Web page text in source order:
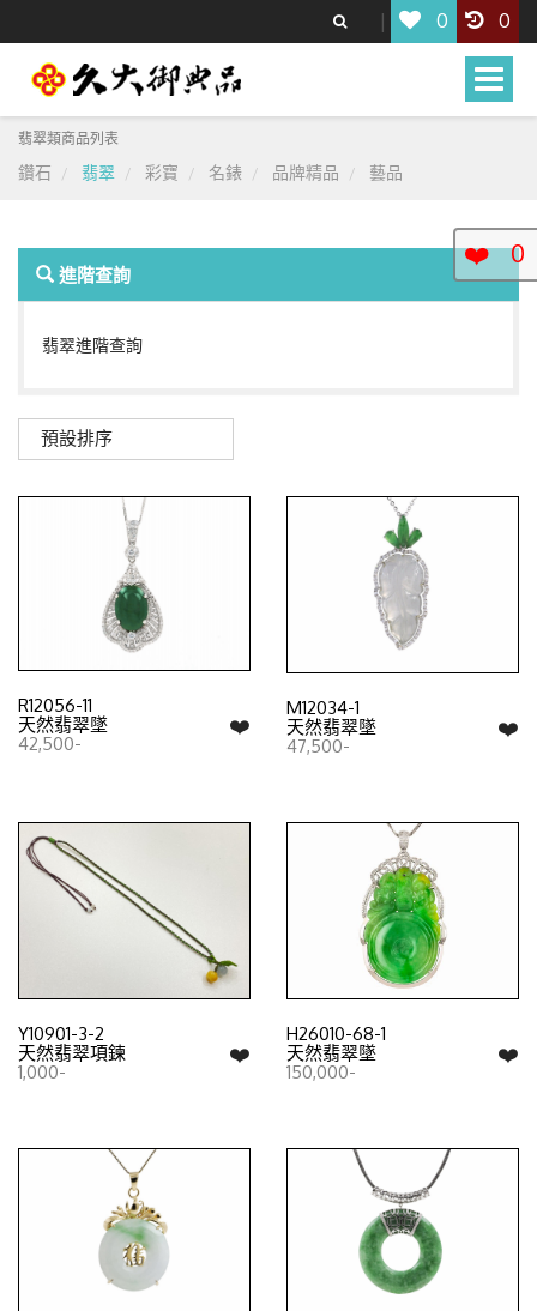
0 0
Toggle
翡翠類商品列表
鑽石 翡翠 彩寶 名錶 品牌精品 藝品
進階查詢
翡翠進階查詢
預設排序
R12056-11
❤️
天然翡翠墜
42,500-
M12034-1
❤️
天然翡翠墜
47,500-
Y10901-3-2
❤️
天然翡翠項鍊
1,000-
H26010-68-1
❤️
天然翡翠墜
150,000-
❤️ 0